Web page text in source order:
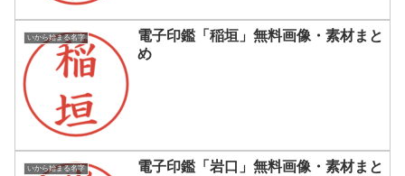
いから始まる名字
電子印鑑「稲垣」無料画像・素材まと
め
いから始まる名字
電子印鑑「岩口」無料画像・素材まと